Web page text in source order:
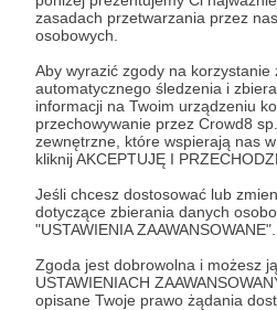
zasadach przetwarzania przez
osobowych.
Aby wyrazić zgody na korzystanie
automatycznego śledzenia i
informacji na Twoim urządzeniu
przechowywanie przez Crowd8
zewnętrzne, które wspierają nas
kliknij AKCEPTUJĘ I
Jeśli chcesz dostosować lub
dotyczące zbierania danych
"USTAWIENIA ZAAWANSOWANE".
Zgoda jest dobrowolna i możesz
USTAWIENIACH
opisane Twoje prawo żądania
Dziękuję za wsparcie mojej
mecenasem Klasycznej
się w ten sposób do
strony i dajesz mi znać, że
sens. Odwdzięczę się
stronie, publikując Twoje
patronów w zakładce
płytotece, a także
wspólnie kilkupłytowy (2-3
orkiestrową napisaną w XIX/